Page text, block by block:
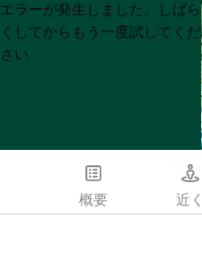
Product
List
Product
List
エラーが発生しました。しばら
くしてからもう一度試してくだ
さい
概要 近く